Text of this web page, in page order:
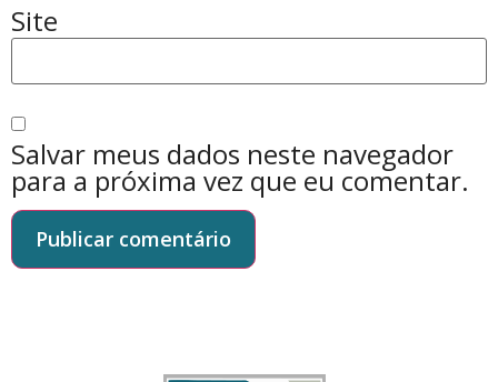
Site
Salvar meus dados neste navegador
para a próxima vez que eu comentar.